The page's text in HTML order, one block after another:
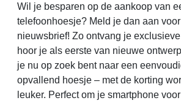
Wil je besparen op de aankoop van
telefoonhoesje? Meld je dan aan
nieuwsbrief! Zo ontvang je
hoor je als eerste van nieuwe
je nu op zoek bent naar een
opvallend hoesje – met de korting
leuker. Perfect om je smartphone